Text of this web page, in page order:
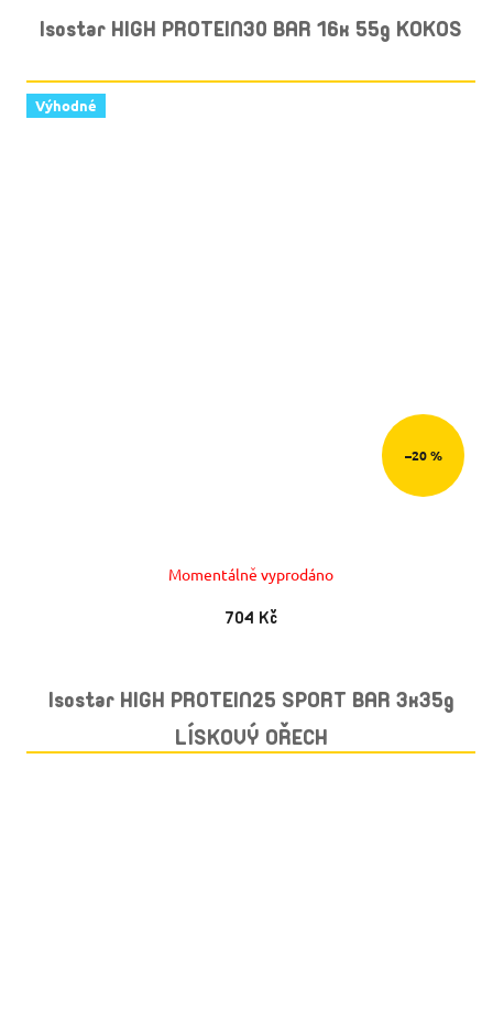
Isostar HIGH PROTEIN30 BAR 16x 55g KOKOS
Výhodné
–20 %
Momentálně vyprodáno
704 Kč
Isostar HIGH PROTEIN25 SPORT BAR 3x35g
LÍSKOVÝ OŘECH